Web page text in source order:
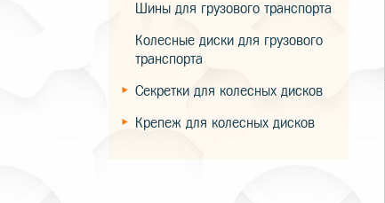
Шины для грузового транспорта
Колесные диски для грузового
транспорта
Секретки для колесных дисков
Крепеж для колесных дисков